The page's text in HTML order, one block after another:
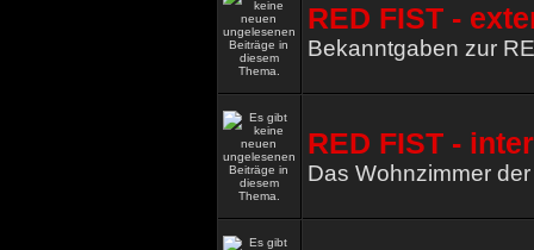
RED FIST -
Bekanntgaben zur
RED FIST -
Das Wohnzimmer